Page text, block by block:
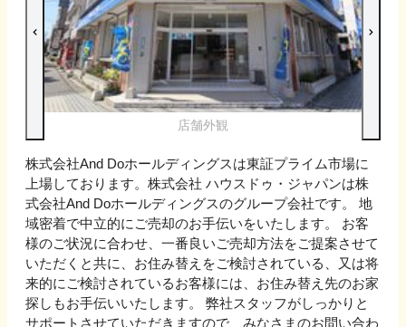
店舗外観
株式会社And Doホールディングスは東証プライム市場に
上場しております。株式会社 ハウスドゥ・ジャパンは株
式会社And Doホールディングスのグループ会社です。 地
域密着で中立的にご売却のお手伝いをいたします。 お客
様のご状況に合わせ、一番良いご売却方法をご提案させて
いただくと共に、お住み替えをご検討されている、又は将
来的にご検討されているお客様には、お住み替え先のお家
探しもお手伝いいたします。 弊社スタッフがしっかりと
サポートさせていただきますので、みなさまのお問い合わ